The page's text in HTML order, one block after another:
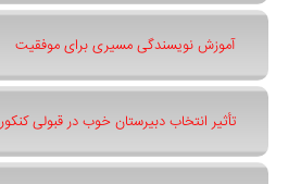
آموزش نویسندگی مسیری برای موفقیت
تأثیر انتخاب دبیرستان خوب در قبولی کنکور